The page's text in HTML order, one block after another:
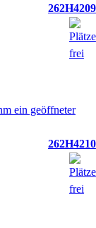
262H4209
262H4210